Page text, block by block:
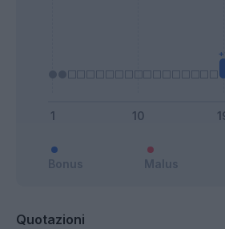
Bonus Malus
Quotazioni